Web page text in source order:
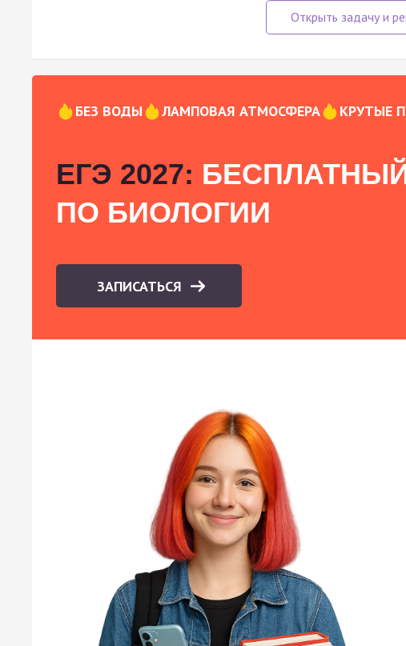
БЕЗ ВОДЫ ЛАМПОВАЯ АТМОСФЕРА КРУТЫЕ
ЕГЭ 2027:
ПО БИОЛОГИИ
ЗАПИСАТЬСЯ